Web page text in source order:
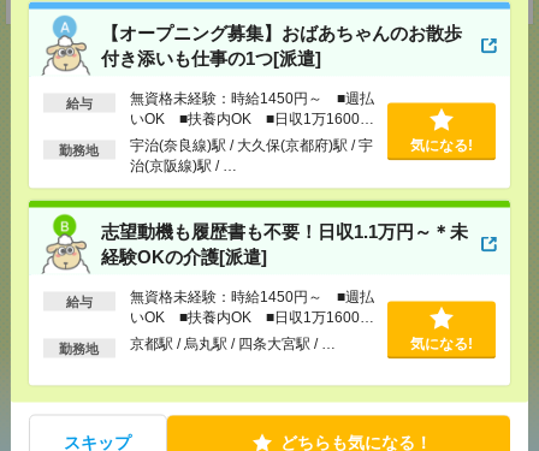
【オープニング募集】おばあちゃんのお散歩
付き添いも仕事の1つ[派遣]
給与
無資格未経験：時給1450円～ ■週払
いOK ■扶養内OK ■日収1万1600円
以上
勤務地
宇治(奈良線)駅 / 大久保(京都府)駅 / 宇
治(京阪線)駅 / …
気になる!
志望動機も履歴書も不要！日収1.1万円～＊未
経験OKの介護[派遣]
給与
無資格未経験：時給1450円～ ■週払
いOK ■扶養内OK ■日収1万1600円
以上
勤務地 京都駅 / 烏丸駅 / 四条大宮駅 / … 気になる!
スキップ どちらも気になる！
応募ページへ
気になる！
メールで送る LINE